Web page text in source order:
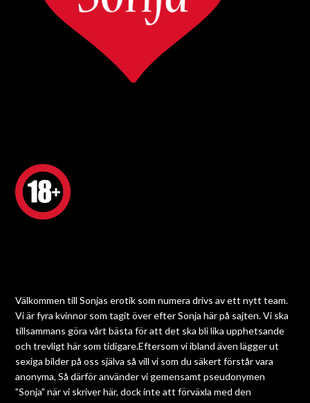
Välkommen till Sonjas erotik som numera drivs av ett nytt team.
Vi är fyra kvinnor som tagit över efter Sonja här på sajten. Vi ska
tillsammans göra vårt bästa för att det ska bli lika upphetsande
och trevligt här som tidigare.Eftersom vi ibland även lägger ut
sexiga bilder på oss själva så vill vi som du säkert förstår vara
anonyma, Så därför använder vi gemensamt pseudonymen
"Sonja" när vi skriver här, dock inte att förväxla med den